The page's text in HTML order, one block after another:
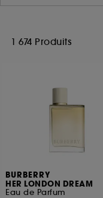
1 674 Produits
BURBERRY
HER LONDON DREAM
Eau de Parfum